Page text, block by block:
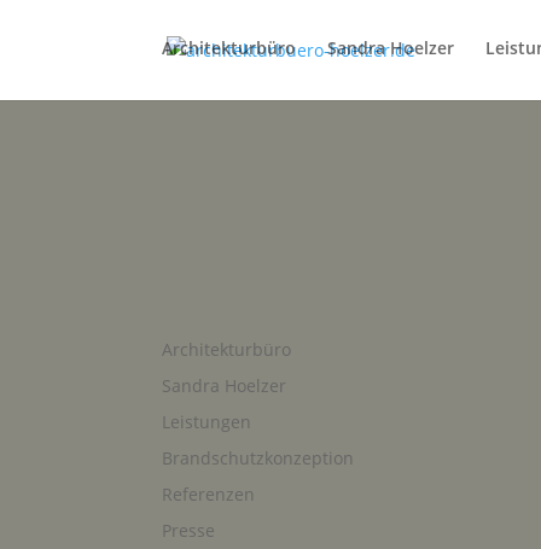
Architekturbüro Sandra Hoelzer
Architekturbüro
Sandra Hoelzer
Leistungen
Brandschutzkonzeption
Referenzen
Presse